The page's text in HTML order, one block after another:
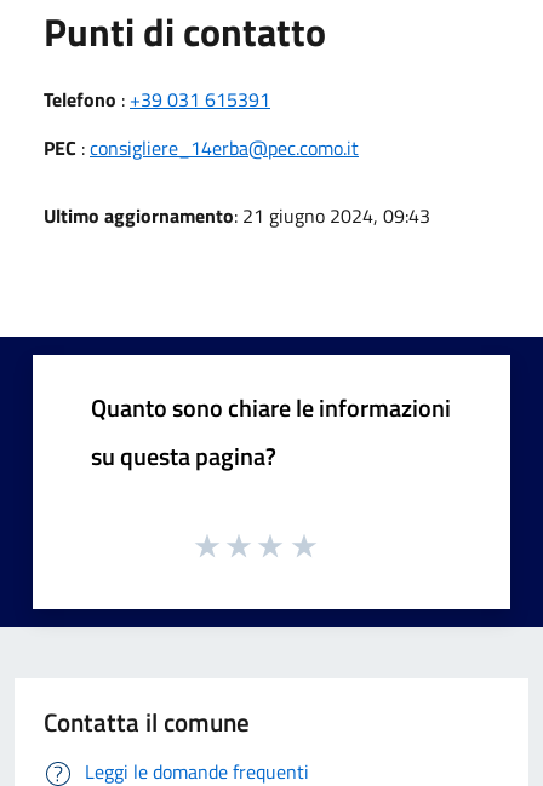
Punti di contatto
Telefono : +39 031 615391
PEC :consigliere_14erba@pec.como.it
Ultimo aggiornamento: 21 giugno 2024, 09:43
Quanto sono chiare le informazioni
su questa pagina?
Contatta il comune
Leggi le domande frequenti